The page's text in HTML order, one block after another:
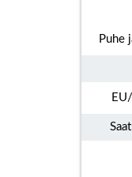
Puhe